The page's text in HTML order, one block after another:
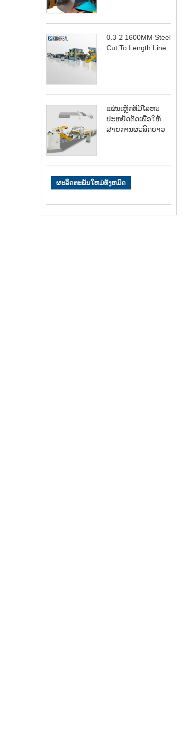
0.3-2 1600MM Steel
Cut To Length Line
ແຜ່ນເຫຼັກທີ່ມີໂລຫະ
ປະຫຍັດຕັດເພື່ອໃຫ້
ສາຍການຜະລິດຍາວ
ຜະລິດຕະພັນໃຫມ່ທັງຫມົດ